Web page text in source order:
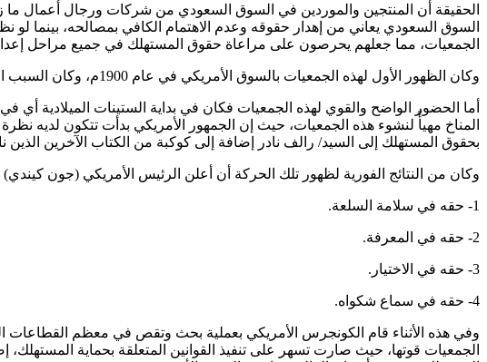
الحقيقة أن المنتجين والموردين في السوق السعودي من شركات ورجال أعمال ما
السوق السعودي يعاني من إهدار حقوقه وعدم الاهتمام الكافي بمصالحه، بينما
الجمعيات، مما جعلهم يحرصون على مراعاة حقوق المستهلك في جميع مراحل إعداد
وكان الظهور الأول لهذه الجمعيات بالسوق الأمريكي في عام 1900م، وكان السبب الحقيقي في ظهورها هو ارتفاع الأسعار في سوق اللحوم. ثم برزت مرة ثانية في منتصف العام 1930م للسبب نفسه.
المناخ مهيأً لنشوء هذه الجمعيات، حيث إن الجمهور الأمريكي بدأت تتكون لديه
بحقوق المستهلك إلى السيد/ رالف نادر إضافة إلى كوكبة من الكتاب الآخرين
وكان من النتائج الفورية لظهور تلك الحركة أن أعلن الرئيس الأمريكي (جون
1- حقه في سلامة السلعة.
2- حقه في المعرفة.
3- حقه في الاختيار.
4- حقه في سماع شكواه.
وفي هذه الأثناء قام الكونجرس الأمريكي بعملية بحث وتقص في معظم القطاعات
الجمعيات قوتها، حيث صارت تسهر على تنفيذ القوانين المتعلقة بحماية